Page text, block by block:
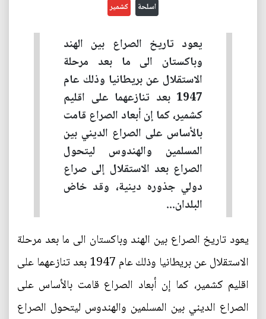
اسلحة كشمير
يعود تاريخ الصراع بين الهند
وباكستان الى ما بعد مرحلة
الاستقلال عن بريطانيا وذلك عام
1947 بعد تنازعهما على اقليم
كشمير، كما إن أبعاد الصراع قامت
بالأساس على الصراع الديني بين
المسلمين والهندوس ليتحول
الصراع بعد الاستقلال إلى صراع
دولي جذوره دينية، وقد خاض
البلدان...
يعود تاريخ الصراع بين الهند وباكستان الى ما بعد مرحلة
الاستقلال عن بريطانيا وذلك عام 1947 بعد تنازعهما على
اقليم كشمير، كما إن أبعاد الصراع قامت بالأساس على
الصراع الديني بين المسلمين والهندوس ليتحول الصراع